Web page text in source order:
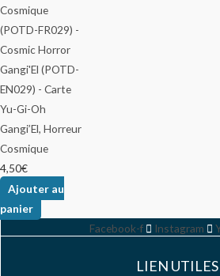
Gangi’El, Horreur
Cosmique
4,50€
Ajouter au
panier
Facebook-f
Instagram
LIEN UTILES